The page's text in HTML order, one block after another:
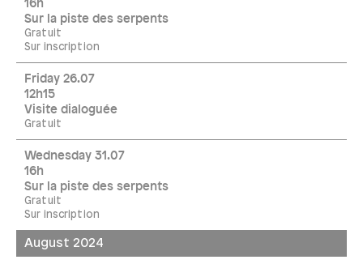
16h
Sur la piste des serpents
Gratuit
Sur inscription
Friday 26.07
12h15
Visite dialoguée
Gratuit
Wednesday 31.07
16h
Sur la piste des serpents
Gratuit
Sur inscription
August 2024